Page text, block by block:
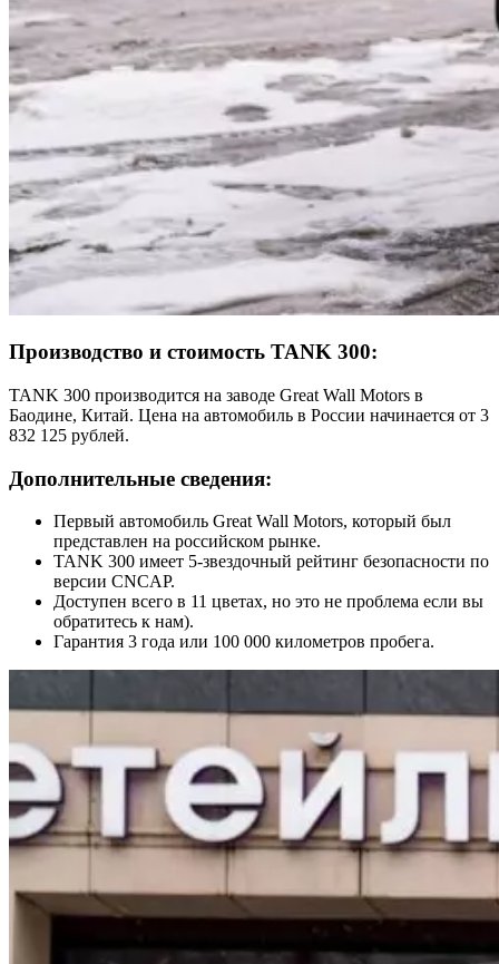
Производство и стоимость TANK 300:
TANK 300 производится на заводе Great Wall Motors в
Баодине, Китай. Цена на автомобиль в России начинается от 3
832 125 рублей.
Дополнительные сведения:
Первый автомобиль Great Wall Motors, который был
представлен на российском рынке.
TANK 300 имеет 5-звездочный рейтинг безопасности по
версии CNCAP.
Доступен всего в 11 цветах, но это не проблема если вы
обратитесь к нам).
Гарантия 3 года или 100 000 километров пробега.